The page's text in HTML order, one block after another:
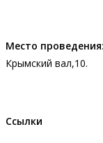
Место проведения
Крымский вал,10.
Ссылки